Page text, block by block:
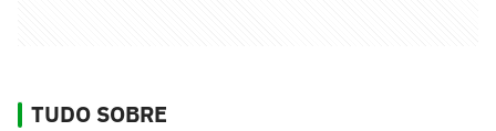
TUDO SOBRE